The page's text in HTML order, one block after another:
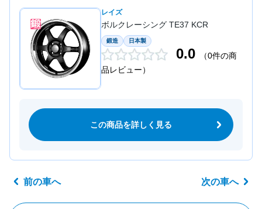
レイズ
ボルクレーシング TE37 KCR
鍛造 日本製
0.0
（0件の商
品レビュー）
この商品を詳しく見る
前の車へ 次の車へ